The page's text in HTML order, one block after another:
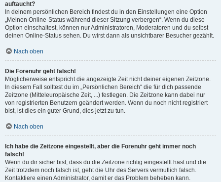
auftaucht?
In deinem persönlichen Bereich findest du in den Einstellungen eine Option
„Meinen Online-Status während dieser Sitzung verbergen“. Wenn du diese
Option einschaltest, können nur Administratoren, Moderatoren und du selbst
deinen Online-Status sehen. Du wirst dann als unsichtbarer Besucher gezählt.
Nach oben
Die Forenuhr geht falsch!
Möglicherweise entspricht die angezeigte Zeit nicht deiner eigenen Zeitzone.
In diesem Fall solltest du im „Persönlichen Bereich“ die für dich passende
Zeitzone (Mitteleuropäische Zeit, ...) festlegen. Die Zeitzone kann dabei nur
von registrierten Benutzern geändert werden. Wenn du noch nicht registriert
bist, ist dies ein guter Grund, dies jetzt zu tun.
Nach oben
Ich habe die Zeitzone eingestellt, aber die Forenuhr geht immer noch
falsch!
Wenn du dir sicher bist, dass du die Zeitzone richtig eingestellt hast und die
Zeit trotzdem noch falsch ist, geht die Uhr des Servers vermutlich falsch.
Kontaktiere einen Administrator, damit er das Problem beheben kann.